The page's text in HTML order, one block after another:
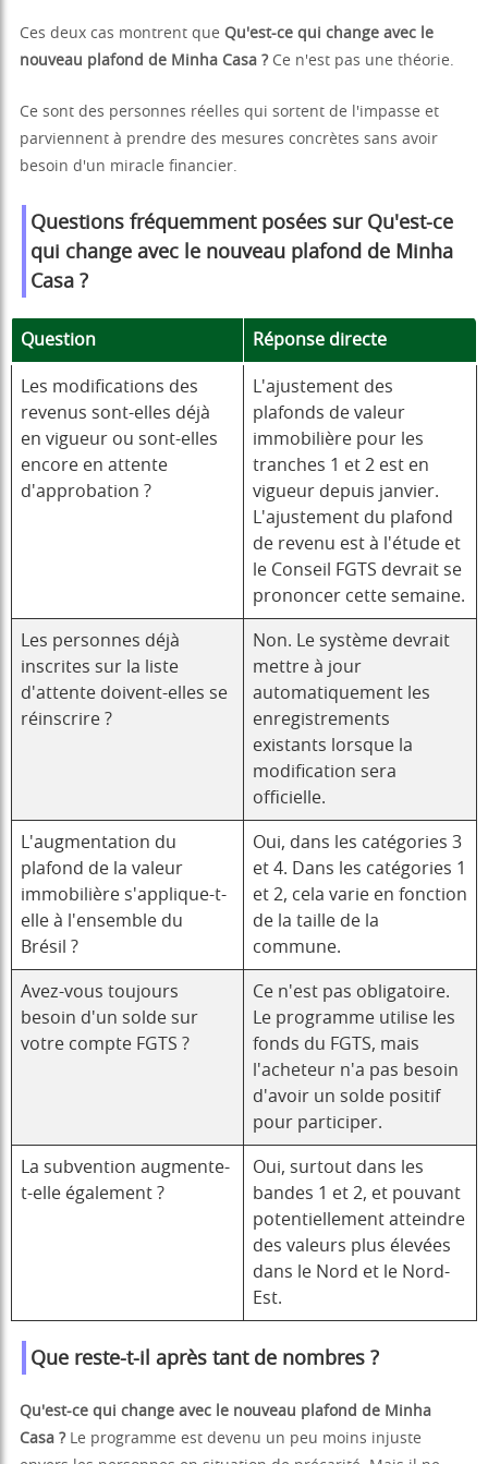
Ces deux cas montrent que Qu'est-ce qui change avec le
nouveau plafond de Minha Casa ?Ce n'est pas une théorie.
Ce sont des personnes réelles qui sortent de l'impasse et
parviennent à prendre des mesures concrètes sans avoir
besoin d'un miracle financier.
Questions fréquemment posées sur Qu'est-ce
qui change avec le nouveau plafond de Minha
Casa ?
Question Réponse directe
Les modifications des
revenus sont-elles déjà
en vigueur ou sont-elles
encore en attente
d'approbation ?
L'ajustement des
plafonds de valeur
immobilière pour les
tranches 1 et 2 est en
vigueur depuis janvier.
L'ajustement du plafond
de revenu est à l'étude et
le Conseil FGTS devrait se
prononcer cette semaine.
Les personnes déjà
inscrites sur la liste
d'attente doivent-elles se
réinscrire ?
Non. Le système devrait
mettre à jour
automatiquement les
enregistrements
existants lorsque la
modification sera
officielle.
L'augmentation du
plafond de la valeur
immobilière s'applique-t-
elle à l'ensemble du
Brésil ?
Oui, dans les catégories 3
et 4. Dans les catégories 1
et 2, cela varie en fonction
de la taille de la
commune.
Avez-vous toujours
besoin d'un solde sur
votre compte FGTS ?
Ce n'est pas obligatoire.
Le programme utilise les
fonds du FGTS, mais
l'acheteur n'a pas besoin
d'avoir un solde positif
pour participer.
La subvention augmente-
t-elle également ?
Oui, surtout dans les
bandes 1 et 2, et pouvant
potentiellement atteindre
des valeurs plus élevées
dans le Nord et le Nord-
Est.
Que reste-t-il après tant de nombres ?
Qu'est-ce qui change avec le nouveau plafond de Minha
Casa ?Le programme est devenu un peu moins injuste